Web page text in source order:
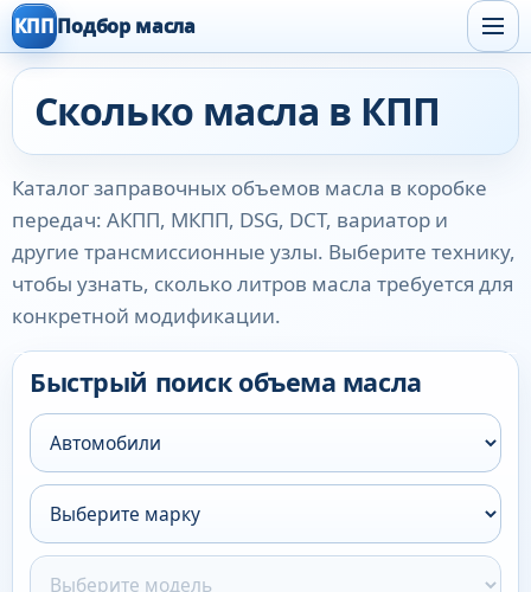
КПППодбор масла
Сколько масла в КПП
Каталог заправочных объемов масла в коробке
передач: АКПП, МКПП, DSG, DCT, вариатор и
другие трансмиссионные узлы. Выберите технику,
чтобы узнать, сколько литров масла требуется для
конкретной модификации.
Быстрый поиск объема масла